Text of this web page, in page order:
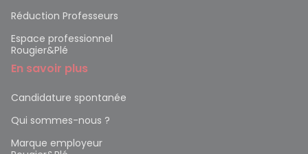
Réduction Professeurs
Espace professionnel
Rougier&Plé
En savoir plus
Candidature spontanée
Qui sommes-nous ?
Marque employeur